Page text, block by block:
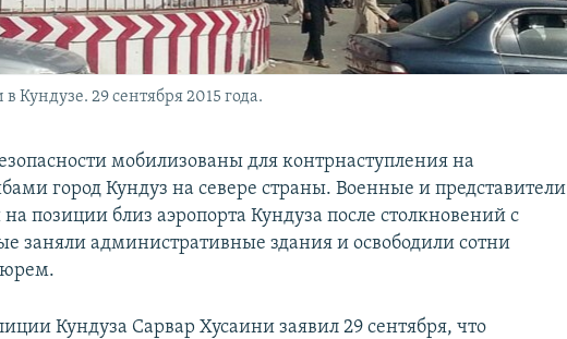
Кундузе. 29 сентября 2015 года.
мобилизованы для контрнаступления на
город Кундуз на севере страны. Военные и представители
на позиции близ аэропорта Кундуза после столкновений с
заняли административные здания и освободили сотни
Кундуза Сарвар Хусаини заявил 29 сентября, что